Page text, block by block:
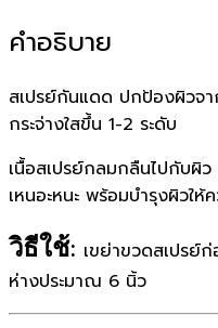
คำอธิบาย
สเปรย์กันแดด ปกป้องผิวจ
กระจ่างใสขึ้น 1-2 ระดับ
เนื้อสเปรย์กลมกลืนไปกับผิว
เหนอะหนะ พร้อมบำรุงผิวให้
วิธีใช้: เขย่าขวดสเปรย์
ห่างประมาณ 6 นิ้ว